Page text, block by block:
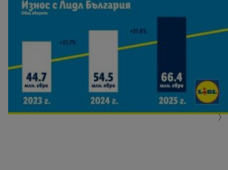
обработване за всички горепосочени цели.
съхранение на данните и правото Ви да оттеглите
съгласието си по всяко време с действие за в бъдеще,
можете да намерите в нашата
поверителност
Можете да намерите правната
информация за оператора на сайта тук.